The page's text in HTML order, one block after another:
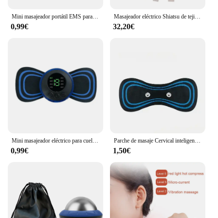
Features:
**Targeted Muscle Relief**
tissue massage, targeting specific muscle groups for
optimal relief. Whether you're a professional
massage therapist or a fitness enthusiast seeking at-
home care, this product is your go-to solution for
achieving effective muscle relaxation. The
ergonomic design ensures comfort during use,
**Versatile Application**
This massage tool is not just for personal use; it's
designed for professionals too. Its robust
construction and versatile functionality make it an
excellent addition to any spa or clinic setting. The
comprehensive sets available for sale cater to
various needs, from individual tools to complete
Mini masajeador portátil EMS para cuello, Camilla eléctrica para alivio del dolor muscular Cervical y relajación de hombros, Parche de masaje
0,99€
Masajeador eléctrico Shiatsu de tejido profundo para cuello y hombros, masajeador de espalda con calor para aliviar el dolor, masajeador de músculos
32,20€
Mini masajeador eléctrico para cuello y espalda, parche para cervicales, estimulador muscular para aliviar la fatiga, almohadilla, herramienta de masaje para uso doméstico
0,99€
Parche de masaje Cervical inteligente EMS, masajeador eléctrico portátil para el hogar, terapia de pulso para cintura, hombro y cuello, nuevo
1,50€